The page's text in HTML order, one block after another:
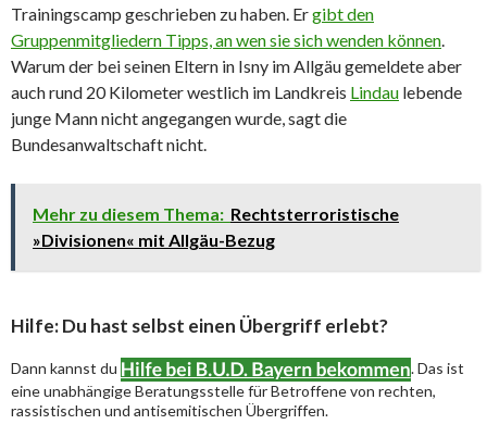
Trainingscamp geschrieben zu haben. Ergibt den
Gruppenmitgliedern Tipps, an wen sie sich wenden können.
Warum der bei seinen Eltern in Isny im Allgäu gemeldete aber
auch rund 20 Kilometer westlich im Landkreis Lindau lebende
junge Mann nicht angegangen wurde, sagt die
Bundesanwaltschaft nicht.
Mehr zu diesem Thema: Rechtsterroristische
»Divisionen« mit Allgäu-Bezug
Hilfe: Du hast selbst einen Übergriff erlebt?
Dann kannst du
. Das ist
eine unabhängige Beratungsstelle für Betroffene von rechten,
rassistischen und antisemitischen Übergriffen.